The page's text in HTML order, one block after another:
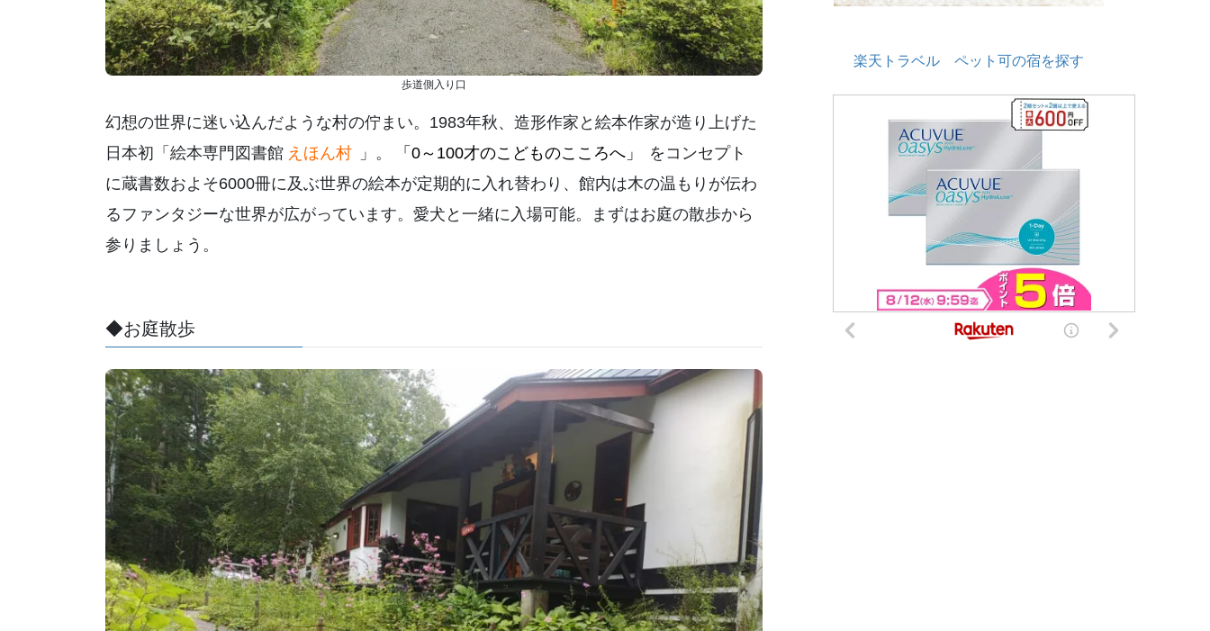
歩道側入り口
幻想の世界に迷い込んだような村の佇まい。1983年秋、造形作家と絵本作家が造り上げた
日本初「絵本専門図書館 えほん村 」。 「0～100才のこどものこころへ」
をコンセプト
に蔵書数およそ6000冊に及ぶ世界の絵本が定期的に入れ替わり、館内は木の温もりが伝わ
るファンタジーな世界が広がっています。愛犬と一緒に入場可能。まずはお庭の散歩から
参りましょう。
◆お庭散歩
楽天トラベル ペット可の宿を探す